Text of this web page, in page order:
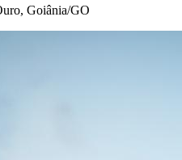
, Goiânia/GO